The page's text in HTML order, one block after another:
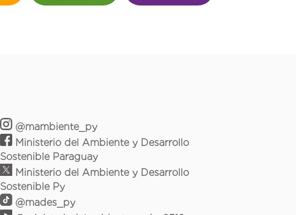
@mambiente_py
Ministerio del Ambiente y Desarrollo
Sostenible Paraguay
Ministerio del Ambiente y Desarrollo
Sostenible Py
@mades_py